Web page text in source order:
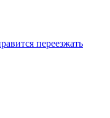
переезжать